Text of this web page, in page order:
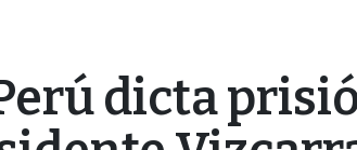
dicta